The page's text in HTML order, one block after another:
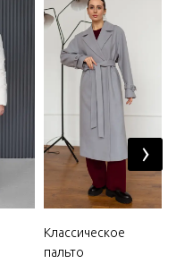
Классическое
пальто
›